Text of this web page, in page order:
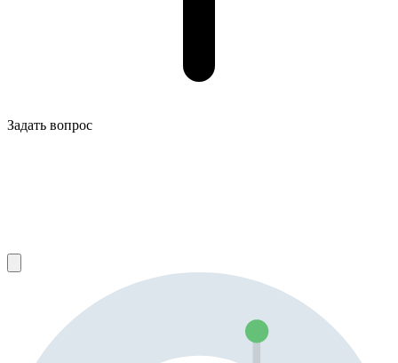
Задать вопрос